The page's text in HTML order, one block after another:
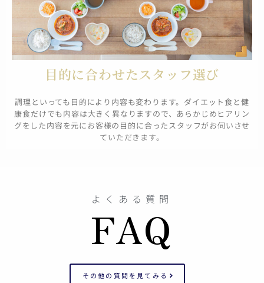
目的に合わせたスタッフ選び
調理といっても目的により内容も変わります。ダイエット食と健
康食だけでも内容は大きく異なりますので、あらかじめヒアリン
グをした内容を元にお客様の目的に合ったスタッフがお伺いさせ
ていただきます。
よくある質問
FAQ
その他の質問を見てみる